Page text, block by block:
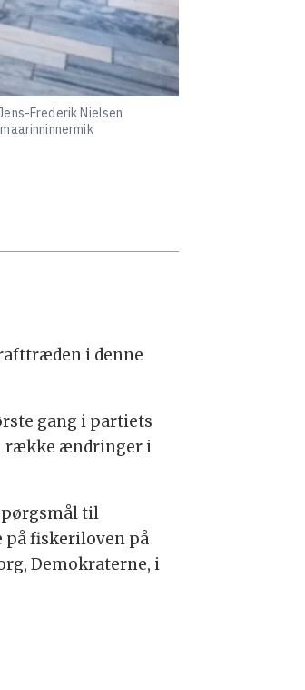
Frederik Nielsen
i denne
gang i partiets
række ændringer i
til
på fiskeriloven på
Demokraterne, i